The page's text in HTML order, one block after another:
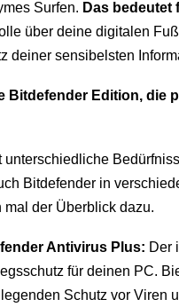
Surfen. Das bedeutet
über deine digitalen
deiner sensibelsten
Bitdefender Edition, die
unterschiedliche
Bitdefender in
mal der Überblick dazu.
Antivirus Plus: Der
für deinen PC.
Schutz vor Viren